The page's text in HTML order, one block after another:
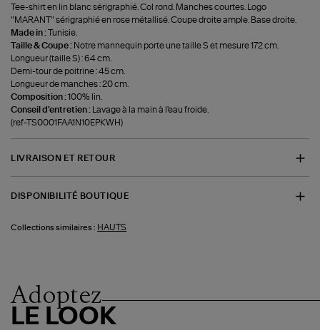
Tee-shirt en lin blanc sérigraphié. Col rond. Manches courtes. Logo
"MARANT" sérigraphié en rose métallisé. Coupe droite ample. Base droite.
Made in :Tunisie.
Taille & Coupe : Notre mannequin porte une taille S et mesure 172 cm.
Longueur (taille S) : 64 cm.
Demi-tour de poitrine : 45 cm.
Longueur de manches : 20 cm.
Composition :100% lin.
Conseil d'entretien :
Lavage à la main à l'eau froide.
(ref-TS0001FAA1N10EPKWH)
LIVRAISON ET RETOUR
DISPONIBILITÉ BOUTIQUE
Collections similaires : HAUTS
Adoptez
LE LOOK